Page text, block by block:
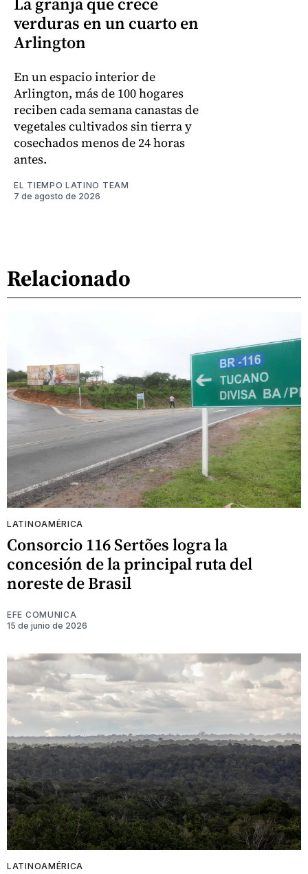
verduras en un cuarto en
Arlington
En un espacio interior de
Arlington, más de 100 hogares
reciben cada semana canastas de
vegetales cultivados sin tierra y
cosechados menos de 24 horas
antes.
EL TIEMPO LATINO TEAM
7 de agosto de 2026
Relacionado
LATINOAMÉRICA
Consorcio 116 Sertões logra la
concesión de la principal ruta del
noreste de Brasil
EFE COMUNICA
15 de junio de 2026
LATINOAMÉRICA